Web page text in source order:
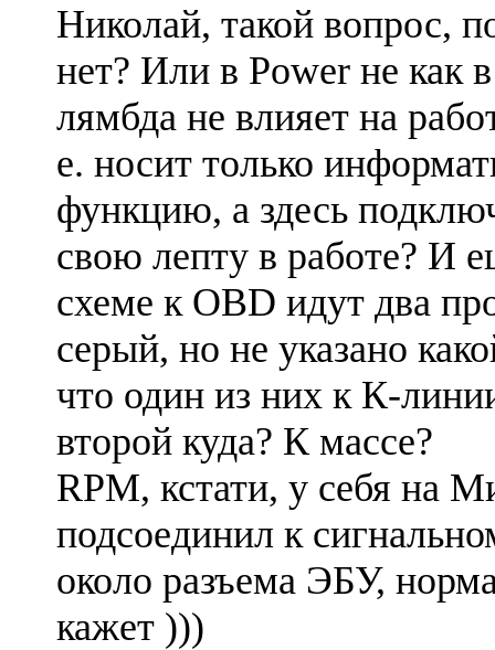
Николай, такой вопрос,
нет? Или в Power не как
лямбда не влияет на
е. носит только
функцию, а здесь
свою лепту в работе? И
схеме к OBD идут два
серый, но не указано
что один из них к К-
второй куда? К массе?
RPM, кстати, у себя на
подсоединил к
около разъема ЭБУ,
кажет )))